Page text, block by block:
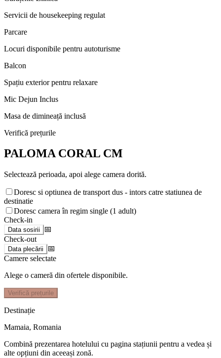
Servicii de housekeeping regulat
Parcare
Locuri disponibile pentru autoturisme
Balcon
Spațiu exterior pentru relaxare
Mic Dejun Inclus
Masa de dimineață inclusă
Verifică prețurile
PALOMA CORAL CM
Selectează perioada, apoi alege camera dorită.
Doresc si optiunea de transport dus - intors catre statiunea de
destinatie
Doresc camera în regim single (1 adult)
Check-in
Data sosirii
📅
Check-out
Data plecării
📅
Camere selectate
Alege o cameră din ofertele disponibile.
Verifică prețurile
Destinație
Mamaia, Romania
Combină prezentarea hotelului cu pagina stațiunii pentru a vedea și
alte opțiuni din aceeași zonă.